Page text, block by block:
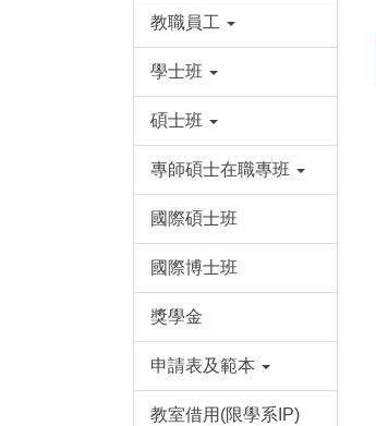
教職員工
學士班
碩士班
專師碩士在職專班
國際碩士班
國際博士班
獎學金
申請表及範本
教室借用(限學系IP)